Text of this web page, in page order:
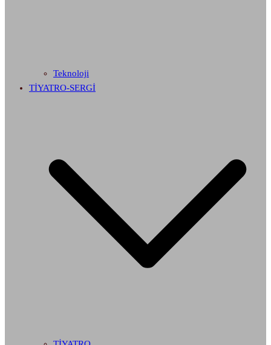
Teknoloji
TİYATRO-SERGİ